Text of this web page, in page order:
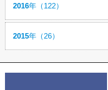
2016年（122）
2015年（26）